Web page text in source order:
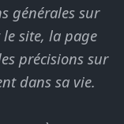
générales sur
site, la page
précisions sur
dans sa vie.